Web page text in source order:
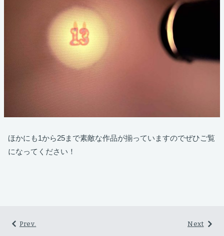
ほかにも1から25まで素敵な作品が揃っていますのでぜひご覧
になってください！
Next
Prev.